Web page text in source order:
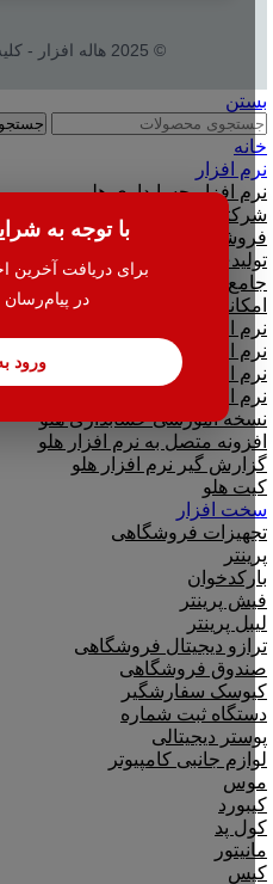
با توجه به
برای دریافت آخرین
در پیام‌رسان
ورود
© 2025 هاله افزار - کلیه حقوق محفوظ است.
بستن
جستجو
خانه
نرم افزار
نرم افزار حسابداری هلو
شرکتی
فروشگاهی
تولیدی
جامع و صنعتی
امکانات افزودنی ( کیت های
نرم افزار حسابداری اسپاد
نرم افزارهای مشاغل
نرم افزار تحت وب|بدکا
نرم افزار CRM|لینک به هلو
نسخه آموزشی حسابداری هلو
افزونه متصل به نرم افزار هلو
گزارش گیر نرم افزار هلو
کیت هلو
سخت افزار
تجهیزات فروشگاهی
پرینتر
بارکدخوان
فیش پرینتر
لیبل پرینتر
ترازو دیجیتال فروشگاهی
صندوق فروشگاهی
کیوسک سفارشگیر
دستگاه ثبت شماره
پوستر دیجیتالی
لوازم جانبی کامپیوتر
موس
کیبورد
کول پد
مانیتور
کیس